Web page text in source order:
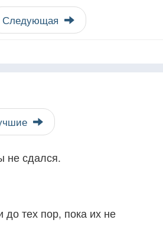
Следующая
не сдался.
тех пор, пока их не